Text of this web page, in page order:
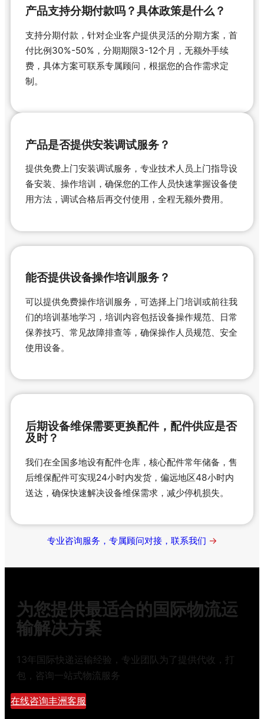
产品支持分期付款吗？具体政策是什么？
支持分期付款，针对企业客户提供灵活的分期方案，首
付比例30%-50%，分期期限3-12个月，无额外手续
费，具体方案可联系专属顾问，根据您的合作需求定
制。
产品是否提供安装调试服务？
提供免费上门安装调试服务，专业技术人员上门指导设
备安装、操作培训，确保您的工作人员快速掌握设备使
用方法，调试合格后再交付使用，全程无额外费用。
能否提供设备操作培训服务？
可以提供免费操作培训服务，可选择上门培训或前往我
们的培训基地学习，培训内容包括设备操作规范、日常
保养技巧、常见故障排查等，确保操作人员规范、安全
使用设备。
后期设备维保需要更换配件，配件供应是否
及时？
我们在全国多地设有配件仓库，核心配件常年储备，售
后维保配件可实现24小时内发货，偏远地区48小时内
送达，确保快速解决设备维保需求，减少停机损失。
专业咨询服务，专属顾问对接，联系我们
为您提供最适合的国际物流运
输解决方案
13年国际快递运输经验，专业团队为了提供代收，打
包，咨询一站式物流服务
在线咨询丰洲客服